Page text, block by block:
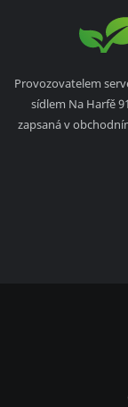
Provozovatelem
sídlem Na Harfě
zapsaná v